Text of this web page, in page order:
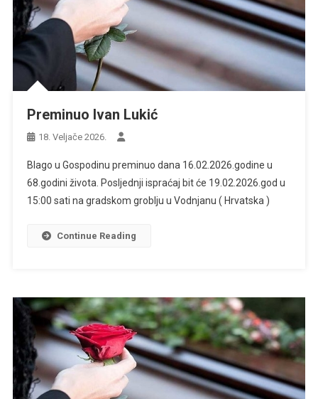
Preminuo Ivan Lukić
18. Veljače 2026.
Blago u Gospodinu preminuo dana 16.02.2026.godine u
68.godini života. Posljednji ispraćaj bit će 19.02.2026.god u
15:00 sati na gradskom groblju u Vodnjanu ( Hrvatska )
Continue Reading